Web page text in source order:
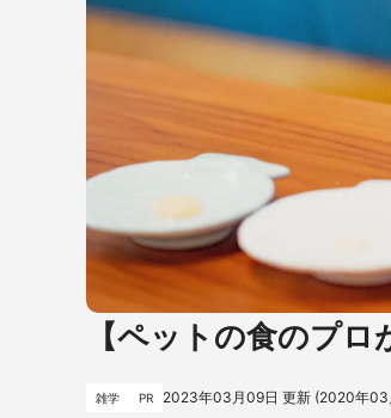
【ペットの食のプ
雑学 PR 2023年03月09日 更新 (2020年03